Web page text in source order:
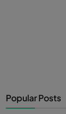
Popular Posts